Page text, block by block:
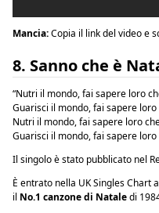
Mancia:Copia il link del video e
8. Sanno che è
“Nutri il mondo, fai sapere loro
Guarisci il mondo, fai sapere
Nutri il mondo, fai sapere loro
Guarisci il mondo, fai sapere
Il singolo è stato pubblicato nel
È entrato nella UK Singles Chart a
il No.1 canzone di Nataledi